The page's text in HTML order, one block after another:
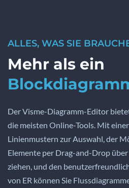
ALLES, WAS SIE
Mehr als ein
Der Visme-Diagramm-Editor
die meisten Online-Tools. Mit
Linienmustern zur Auswahl, der
Elemente per Drag-and-Drop
ziehen, und den
von ER können Sie